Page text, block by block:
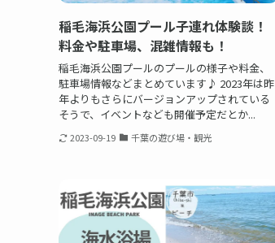
稲毛海浜公園プール子連れ体験談！
料金や駐車場、混雑情報も！
稲毛海浜公園プールのプールの様子や料金、
駐車場情報などまとめています♪ 2023年は昨
年よりもさらにバージョンアップされている
そうで、イベントなども開催予定だとか...
2023-09-19 千葉の遊び場・観光